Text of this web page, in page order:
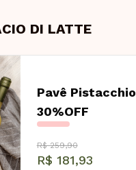
DI LATTE
Pavê
30%OFF
R$ 259,90
R$ 181,93